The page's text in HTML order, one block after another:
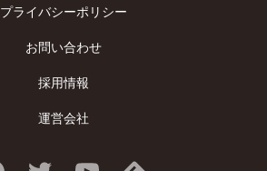
プライバシーポリシー
お問い合わせ
採用情報
運営会社